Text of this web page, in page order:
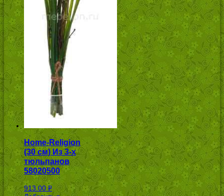
Home-Religion
(30 см) Из 3-х
тюльпанов
58020500
913.00Р